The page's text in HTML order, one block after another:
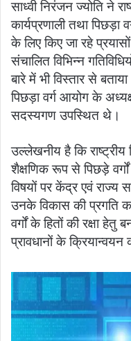
साध्वी निरंजन ज्योति ने
कार्यप्रणाली तथा पिछड़ा
के लिए किए जा रहे
संचालित विभिन्न
बारे में भी विस्तार से
पिछड़ा वर्ग आयोग के
सदस्यगण उपस्थित थे।
उल्लेखनीय है कि राष्ट्रीय
शैक्षणिक रूप से पिछड़े
विषयों पर केंद्र एवं राज्य
उनके विकास की प्रगति
वर्गों के हितों की रक्षा हेतु
प्रावधानों के क्रियान्वयन